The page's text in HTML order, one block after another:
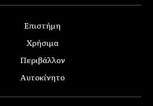
Επιστήμη
Χρήσιμα
Περιβάλλον
Αυτοκίνητο